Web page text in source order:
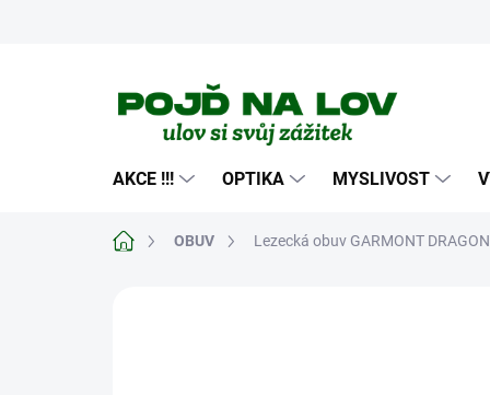
AKCE !!! OPTIKA MYSLIVOST
Domů OBUV Lezecká obuv GARMONT